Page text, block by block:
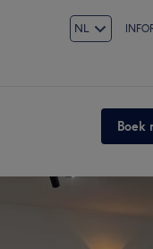
NL
Boek